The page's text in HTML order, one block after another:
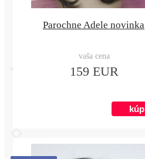
Parochne Adele novinka
vaša cena
159 EUR